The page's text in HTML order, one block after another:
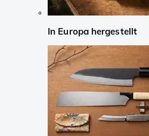
In Europa hergestellt